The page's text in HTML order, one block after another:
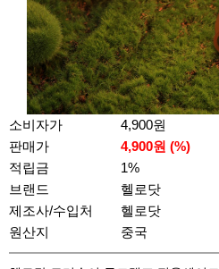
소비자가
4,900원
판매가
4,900원 (%)
적립금
1%
브랜드
헬로닷
제조사/수입처
헬로닷
원산지
중국